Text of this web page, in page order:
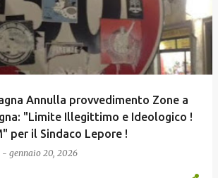
Annulla provvedimento Zone a
"Limite Illegittimo e Ideologico !
per il Sindaco Lepore !
- gennaio 20, 2026